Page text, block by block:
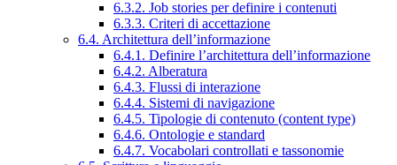
6.3.2. Job stories per definire i contenuti
6.3.3. Criteri di accettazione
6.4. Architettura dell’informazione
6.4.1. Definire l’architettura dell’informazione
6.4.2. Alberatura
6.4.3. Flussi di interazione
6.4.4. Sistemi di navigazione
6.4.5. Tipologie di contenuto (content type)
6.4.6. Ontologie e standard
6.4.7. Vocabolari controllati e tassonomie